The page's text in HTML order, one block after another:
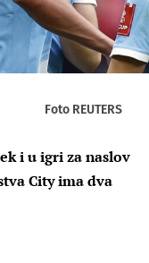
Foto REUTERS
i u igri za naslov
City ima dva